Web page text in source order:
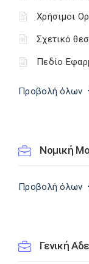
Χρήσιμοι
Σχετικό
Πεδίο
Προβολή όλων
Νομική
Προβολή όλων
Γενική